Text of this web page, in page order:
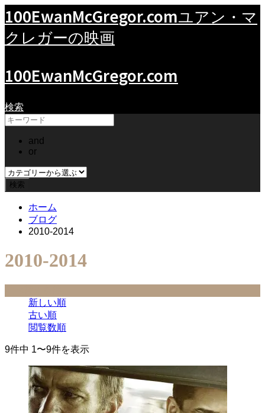
100EwanMcGregor.comユアン・マ
クレガーの映画
100EwanMcGregor.com
検索
and
or
ホーム
ブログ
2010-2014
2010-2014
新しい順
古い順
閲覧数順
9件中 1〜9件を表示